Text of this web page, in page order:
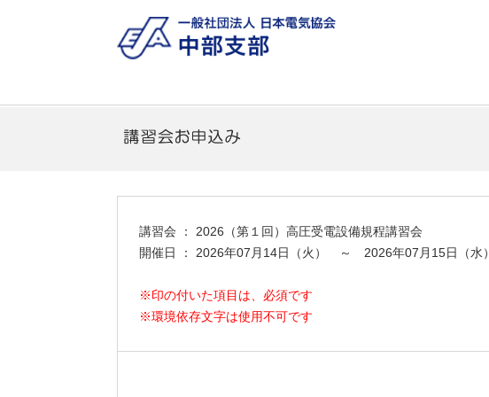
講習会 ： 2026（第１回）高圧受電設備規程講習会
開催日 ： 2026年07月14日（火） ～ 2026年07月15日（水）
※印の付いた項目は、必須です
※環境依存文字は使用不可です